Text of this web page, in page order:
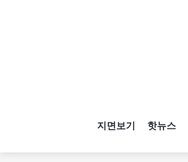
지면보기 핫뉴스